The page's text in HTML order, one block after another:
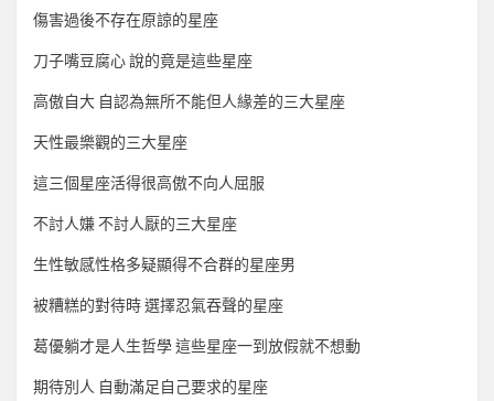
傷害過後不存在原諒的星座
刀子嘴豆腐心 說的竟是這些星座
高傲自大 自認為無所不能但人緣差的三大星座
天性最樂觀的三大星座
這三個星座活得很高傲不向人屈服
不討人嫌 不討人厭的三大星座
生性敏感性格多疑顯得不合群的星座男
被糟糕的對待時 選擇忍氣吞聲的星座
葛優躺才是人生哲學 這些星座一到放假就不想動
期待別人 自動滿足自己要求的星座